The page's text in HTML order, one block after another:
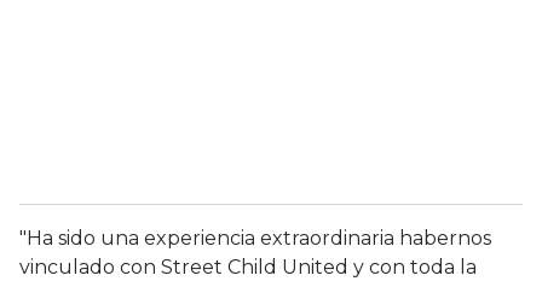
"Ha sido una experiencia extraordinaria habernos
vinculado con Street Child United y con toda la